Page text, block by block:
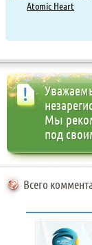
Atomic Heart
Мы
под
Всего